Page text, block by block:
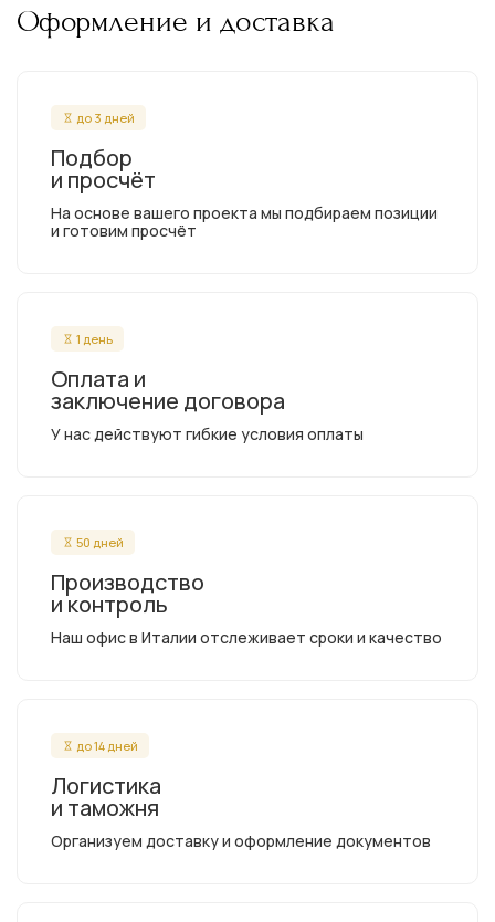
Оформление и доставка
до 3 дней
Подбор
и просчёт
На основе вашего проекта мы подбираем позиции
и готовим просчёт
1 день
Оплата и
заключение договора
У нас действуют гибкие условия оплаты
50 дней
Производство
и контроль
Наш офис в Италии отслеживает сроки и качество
до 14 дней
Логистика
и таможня
Организуем доставку и оформление документов